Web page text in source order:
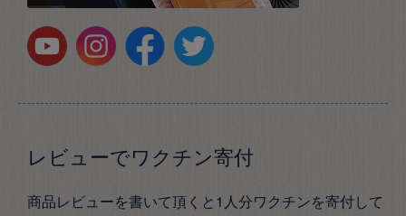
レビューでワクチン寄付
商品レビューを書いて頂くと1人分ワクチンを寄付して